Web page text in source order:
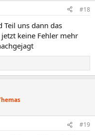
#18
Teil uns dann das
keine Fehler mehr
#19